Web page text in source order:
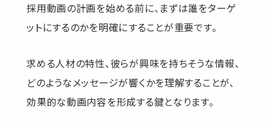
採用動画の計画を始める前に、まずは誰をターゲ
ットにするのかを明確にすることが重要です。
求める人材の特性、彼らが興味を持ちそうな情報、
どのようなメッセージが響くかを理解することが、
効果的な動画内容を形成する鍵となります。